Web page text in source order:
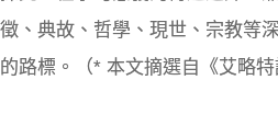
、典故、哲學、現世、宗教等
路標。（* 本文摘選自《艾略